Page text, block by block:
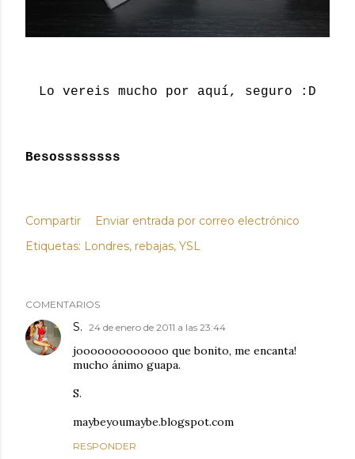
Lo vereis mucho por aquí, seguro :D
Besossssssss
Compartir
Enviar entrada por correo electrónico
Etiquetas: Londres rebajas YSL
COMENTARIOS
S. 24 de enero de 2011 a las 23:44
jooooooooooooo que bonito, me encanta!
mucho ánimo guapa.
S.
maybeyoumaybe.blogspot.com
RESPONDER